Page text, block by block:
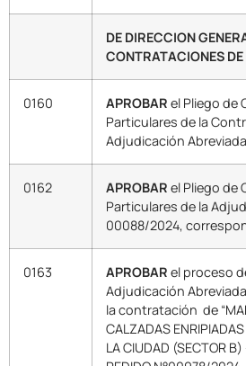
DE DIRECCION
CONTRATACIONES
0160 APROBAR el Pliego de
Particulares de la
Adjudicación
0162 APROBAR el Pliego de
Particulares de la
00088/2024,
0163 APROBAR el proceso
Adjudicación
la contratación de
CALZADAS
LA CIUDAD (SECTOR B)